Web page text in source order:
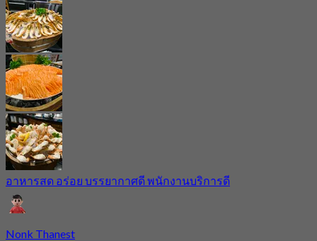
อาหารสด อร่อย บรรยากาศดี พนักงานบริการดี
Nonk Thanest